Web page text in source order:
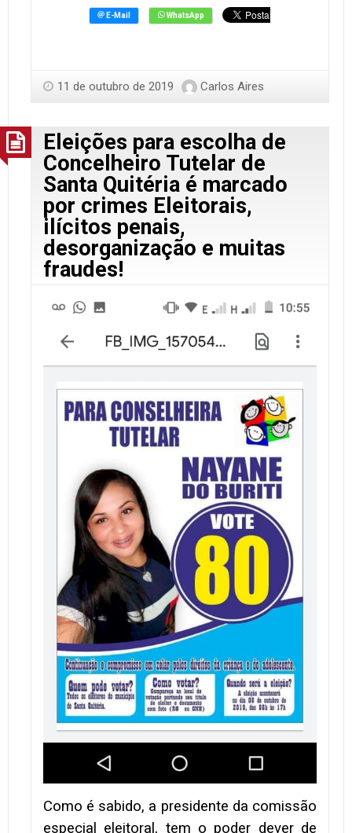
11 de outubro de 2019 Carlos Aires
Eleições para escolha de
Concelheiro Tutelar de
Santa Quitéria é marcado
por crimes Eleitorais,
ilícitos penais,
desorganização e muitas
fraudes!
Como é sabido, a presidente da comissão
especial eleitoral, tem o poder dever de